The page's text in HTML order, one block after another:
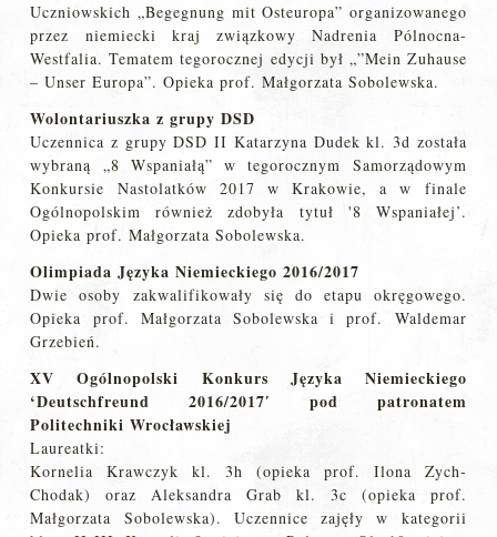
Uczniowskich „Begegnung mit Osteuropa” organizowanego
przez niemiecki kraj związkowy Nadrenia Pólnocna-
Westfalia. Tematem tegorocznej edycji był „”Mein Zuhause
– Unser Europa”. Opieka prof. Małgorzata Sobolewska.
Wolontariuszka z grupy DSD
Uczennica z grupy DSD II Katarzyna Dudek kl. 3d została
wybraną „8 Wspaniałą” w tegorocznym Samorządowym
Konkursie Nastolatków 2017 w Krakowie, a w finale
Ogólnopolskim również zdobyła tytuł '8 Wspaniałej’.
Opieka prof. Małgorzata Sobolewska.
Olimpiada Języka Niemieckiego 2016/2017
Dwie osoby zakwalifikowały się do etapu okręgowego.
Opieka prof. Małgorzata Sobolewska i prof. Waldemar
Grzebień.
XV Ogólnopolski Konkurs Języka Niemieckiego
‘Deutschfreund 2016/2017′ pod patronatem
Politechniki Wrocławskiej
Laureatki:
Kornelia Krawczyk kl. 3h (opieka prof. Ilona Zych-
Chodak) oraz Aleksandra Grab kl. 3c (opieka prof.
Małgorzata Sobolewska). Uczennice zajęły w kategorii